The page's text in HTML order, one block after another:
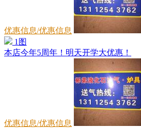
优惠信息/优惠信息
1图
本店今年5周年！明天开学大优惠！
优惠信息/优惠信息